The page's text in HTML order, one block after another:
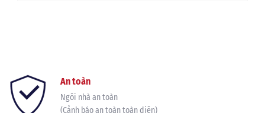
An toàn
Ngôi nhà an toàn
(Cảnh báo an toàn toàn diện)